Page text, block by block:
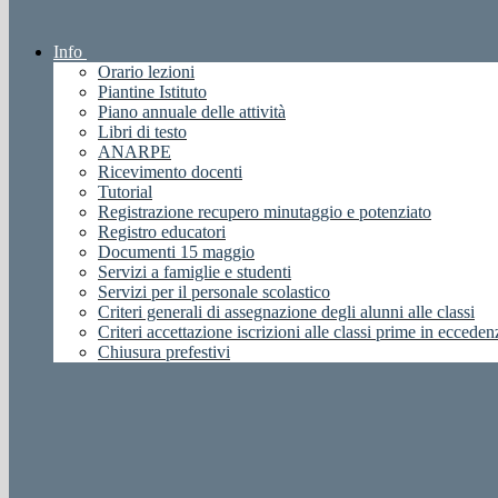
Info
Orario lezioni
Piantine Istituto
Piano annuale delle attività
Libri di testo
ANARPE
Ricevimento docenti
Tutorial
Registrazione recupero minutaggio e potenziato
Registro educatori
Documenti 15 maggio
Servizi a famiglie e studenti
Servizi per il personale scolastico
Criteri generali di assegnazione degli alunni alle classi
Criteri accettazione iscrizioni alle classi prime in
Chiusura prefestivi